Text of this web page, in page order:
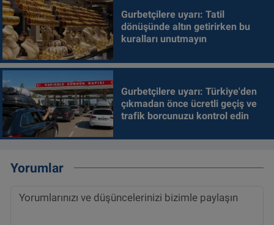
Gurbetçilere uyarı: Tatil
dönüşünde altın getirirken bu
kuralları unutmayın
Gurbetçilere uyarı: Türkiye'den
çıkmadan önce ücretli geçiş ve
trafik borcunuzu kontrol edin
Yorumlar